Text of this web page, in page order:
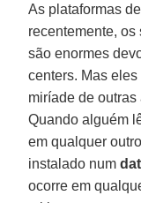
As plataformas
recentemente, os
são enormes
centers. Mas
miríade de
Quando alguém
em qualquer
instalado num
ocorre em